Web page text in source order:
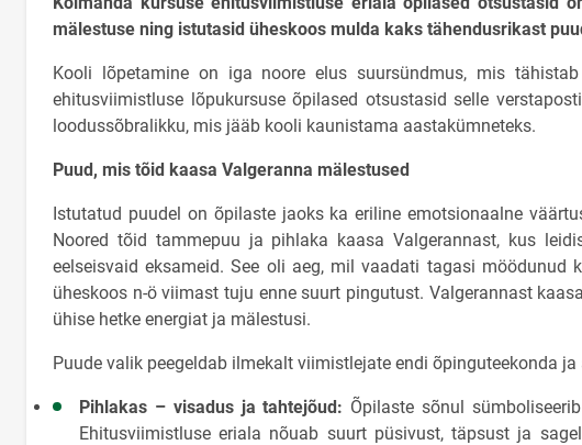
mälestuse ning istutasid üheskoos mulda kaks tähendusrikast
Kooli lõpetamine on iga noore elus suursündmus, mis
ehitusviimistluse lõpukursuse õpilased otsustasid selle
loodussõbralikku, mis jääb kooli kaunistama aastakümneteks.
Puud, mis tõid kaasa Valgeranna mälestused
Istutatud puudel on õpilaste jaoks ka eriline emotsionaalne
Noored tõid tammepuu ja pihlaka kaasa Valgerannast, kus
eelseisvaid eksameid. See oli aeg, mil vaadati tagasi
üheskoos n-ö viimast tuju enne suurt pingutust. Valgerannast
ühise hetke energiat ja mälestusi.
Puude valik peegeldab ilmekalt viimistlejate endi õpinguteekonda
Pihlakas – visadus ja tahtejõud: Õpilaste sõnul
Ehitusviimistluse eriala nõuab suurt püsivust, täpsust ja